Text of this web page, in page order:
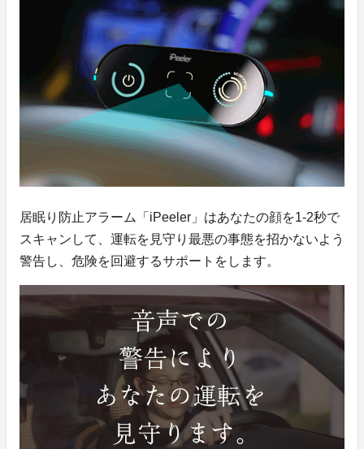
居眠り防止アラーム「iPeeler」はあなたの顔を1-2秒で
スキャンして、運転を見守り最悪の事態を招かないよう
警告し、危険を回避するサポートをします。